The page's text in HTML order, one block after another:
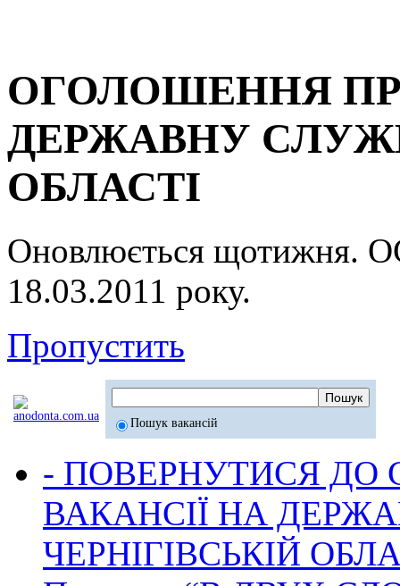
ОГОЛОШЕННЯ
ДЕРЖАВНУ
ОБЛАСТІ
Оновлюється
18.03.2011 року.
Пропустить
Пошук вакансій
- ПОВЕРНУТИСЯ ДО
ВАКАНСІЇ НА
ЧЕРНІГІВСЬКІЙ